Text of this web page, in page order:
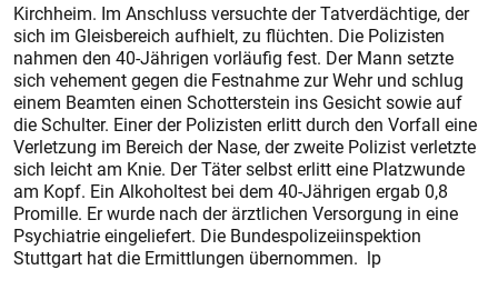
Kirchheim. Im Anschluss versuchte der Tatverdächtige, der
sich im Gleisbereich aufhielt, zu flüchten. Die Polizisten
nahmen den 40-Jährigen vorläufig fest. Der Mann setzte
sich vehement gegen die Festnahme zur Wehr und schlug
einem Beamten einen Schotterstein ins Gesicht sowie auf
die Schulter. Einer der Polizisten erlitt durch den Vorfall eine
Verletzung im Bereich der Nase, der zweite Polizist verletzte
sich leicht am Knie. Der Täter selbst erlitt eine Platzwunde
am Kopf. Ein Alkoholtest bei dem 40-Jährigen ergab 0,8
Promille. Er wurde nach der ärztlichen Versorgung in eine
Psychiatrie eingeliefert. Die Bundespolizeiinspektion
Stuttgart hat die Ermittlungen übernommen. lp